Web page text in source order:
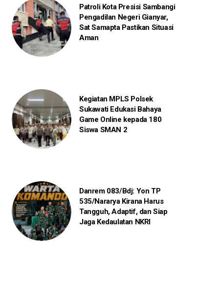
Patroli Kota Presisi Sambangi
Pengadilan Negeri Gianyar,
Sat Samapta Pastikan Situasi
Aman
Kegiatan MPLS Polsek
Sukawati Edukasi Bahaya
Game Online kepada 180
Siswa SMAN 2
Danrem 083/Bdj: Yon TP
535/Nararya Kirana Harus
Tangguh, Adaptif, dan Siap
Jaga Kedaulatan NKRI